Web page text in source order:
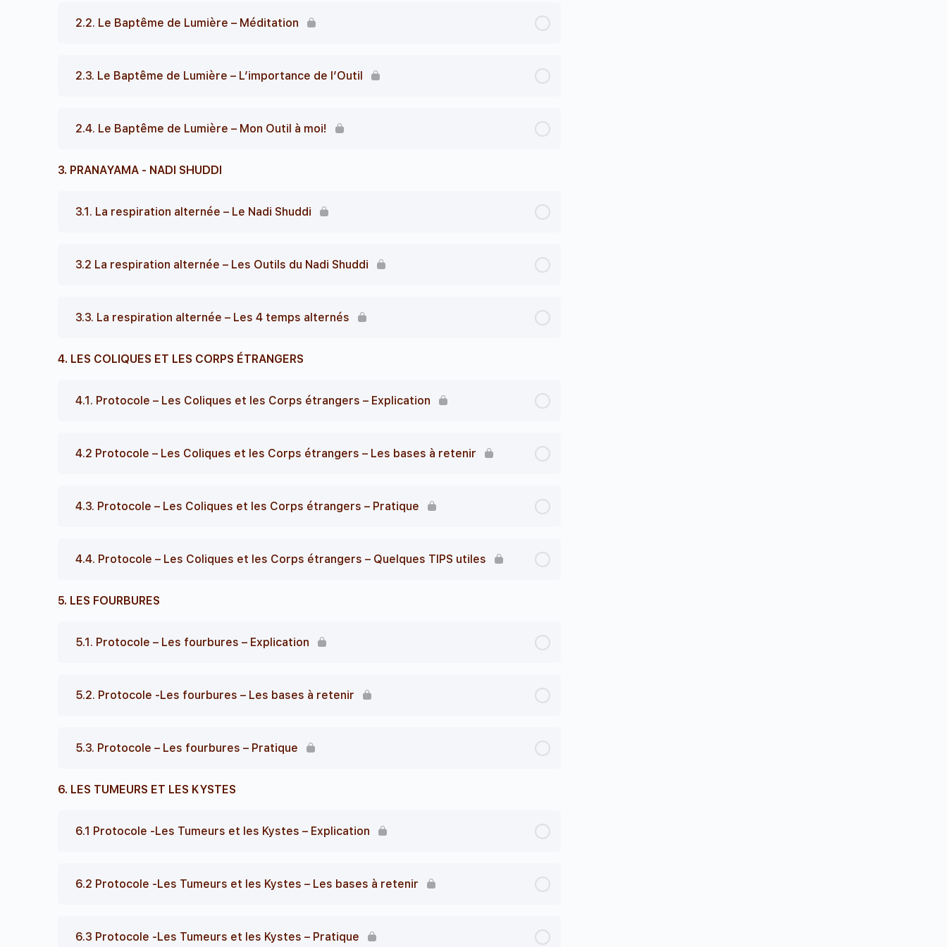
2.2. Le Baptême de Lumière – Méditation
2.3. Le Baptême de Lumière – L’importance de l’Outil
2.4. Le Baptême de Lumière – Mon Outil à moi!
3. PRANAYAMA - NADI SHUDDI
3.1. La respiration alternée – Le Nadi Shuddi
3.2 La respiration alternée – Les Outils du Nadi Shuddi
3.3. La respiration alternée – Les 4 temps alternés
4. LES COLIQUES ET LES CORPS ÉTRANGERS
4.1. Protocole – Les Coliques et les Corps étrangers – Explication
4.2 Protocole – Les Coliques et les Corps étrangers – Les bases à retenir
4.3. Protocole – Les Coliques et les Corps étrangers – Pratique
4.4. Protocole – Les Coliques et les Corps étrangers – Quelques TIPS utiles
5. LES FOURBURES
5.1. Protocole – Les fourbures – Explication
5.2. Protocole -Les fourbures – Les bases à retenir
5.3. Protocole – Les fourbures – Pratique
6. LES TUMEURS ET LES KYSTES
6.1 Protocole -Les Tumeurs et les Kystes – Explication
6.2 Protocole -Les Tumeurs et les Kystes – Les bases à retenir
6.3 Protocole -Les Tumeurs et les Kystes – Pratique